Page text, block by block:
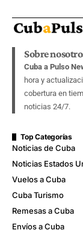
Sobre
Cuba a Pulso
hora y
cobertura en
noticias 24/7.
Top Categorías
Noticias de Cuba
Noticias Estados
Vuelos a Cuba
Cuba Turismo
Remesas a Cuba
Envíos a Cuba